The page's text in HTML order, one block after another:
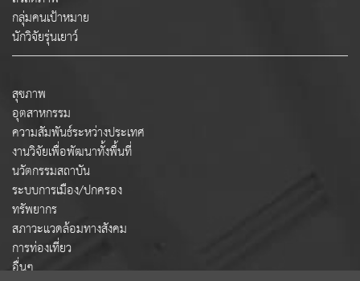
กลุ่มคนเป้าหมาย
นักวิจัยรุ่นเยาว์
สุขภาพ
อุตสาหกรรม
ความสัมพันธ์ระหว่างประเทศ
งานวิจัยเพื่อพัฒนาทั้งพื้นที่
นวัตกรรมสถาบัน
ระบบการเมือง/ปกครอง
ทรัพยากร
สภาวะแวดล้อมทางสังคม
การท่องเที่ยว
อื่นๆ